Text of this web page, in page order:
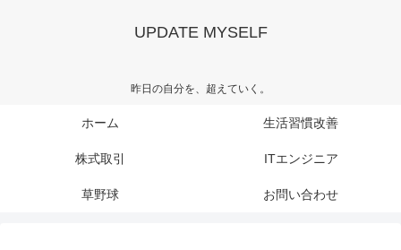
UPDATE MYSELF
昨日の自分を、超えていく。
ホーム 生活習慣改善
株式取引 ITエンジニア
草野球 お問い合わせ